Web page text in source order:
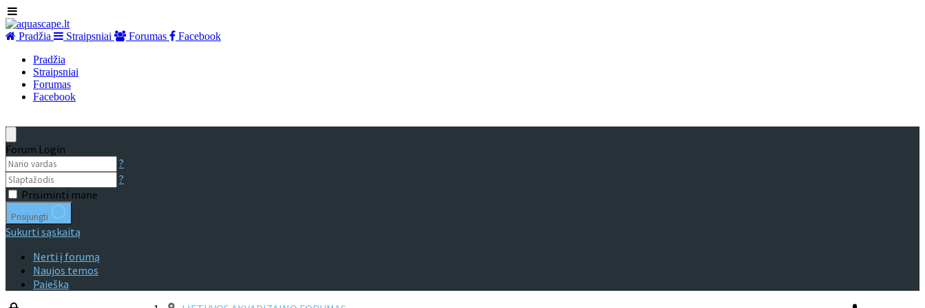
Pradžia Straipsniai Forumas
Facebook
Pradžia
Straipsniai
Forumas
Facebook
Forum Login
?
?
Prisiminti mane
Prisijungti
Sukurti sąskaitą
Nerti į forumą
Naujos temos
Paieška